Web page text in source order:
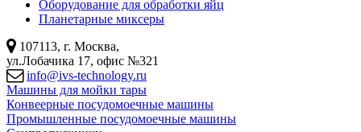
Оборудование для обработки яйц
Планетарные миксеры
107113, г. Москва,
ул.Лобачика 17, офис №321
info@ivs-technology.ru
Машины для мойки тары
Конвеерные посудомоечные машины
Промышленные посудомоечные машины